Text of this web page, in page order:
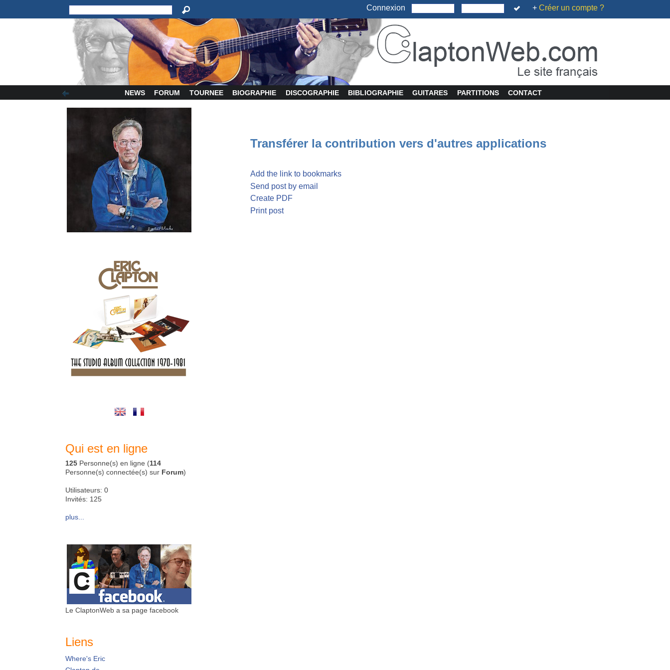
Connexion + Créer un compte ?
NEWS FORUM TOURNEE BIOGRAPHIE DISCOGRAPHIE BIBLIOGRAPHIE GUITARES PARTITIONS CONTACT
Qui est en ligne
125 Personne(s) en ligne (114
Personne(s) connectée(s) sur Forum)
Utilisateurs: 0
Invités: 125
plus...
Le ClaptonWeb a sa page facebook
Liens
Where's Eric
Transférer la contribution vers d'autres applications
Add the link to bookmarks
Send post by email
Create PDF
Print post